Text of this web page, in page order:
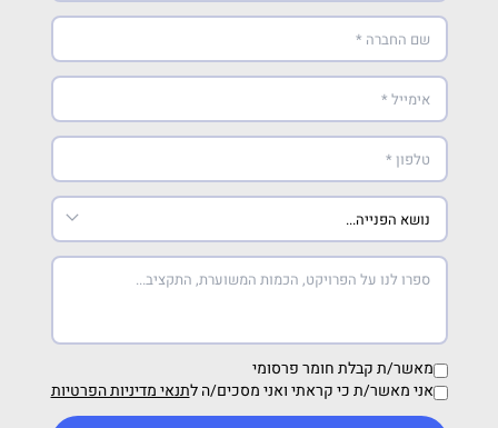
מאשר/ת קבלת חומר פרסומי
אני מאשר/ת כי קראתי ואני מסכים/ה לתנאי מדיניות הפרטיות